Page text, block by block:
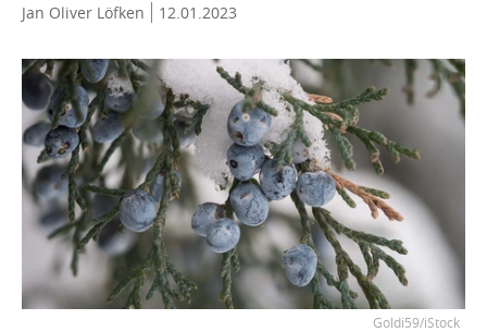
Jan Oliver Löfken 12.01.2023
Goldi59/iStock